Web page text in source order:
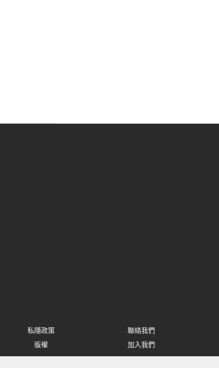
私隱政策
聯絡我們
版權
加入我們